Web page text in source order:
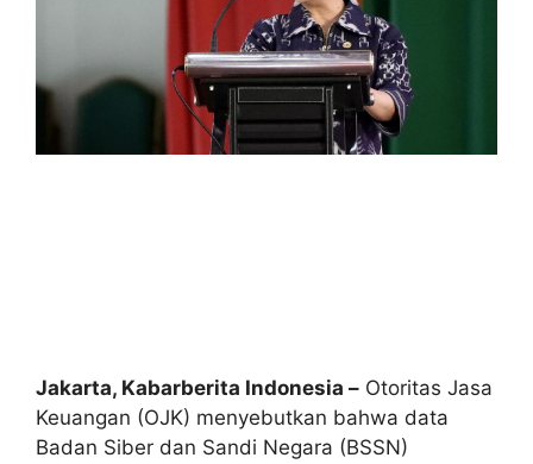
Jakarta, Kabarberita Indonesia – Otoritas Jasa
Keuangan (OJK) menyebutkan bahwa data
Badan Siber dan Sandi Negara (BSSN)